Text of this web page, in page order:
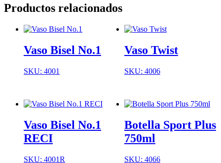
Productos relacionados
Vaso Bisel No.1
SKU: 4001
Vaso Twist
SKU: 4006
Vaso Bisel No.1
RECI
SKU: 4001R
Botella Sport Plus
750ml
SKU: 4066